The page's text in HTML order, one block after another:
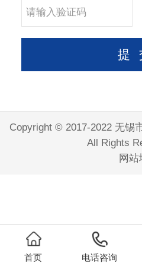
Copyright © 2017-2022 无锡
All Rights
网站
首页 电话咨询